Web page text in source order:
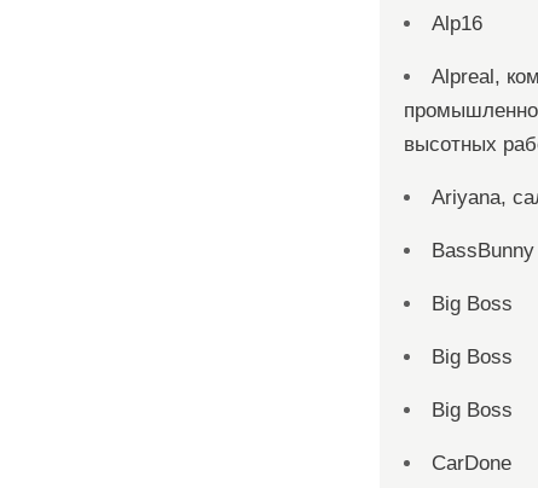
Alp16
Alpreal,
высотных
Ariyana,
Big Boss
Big Boss
Big Boss
CarDone